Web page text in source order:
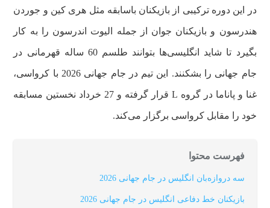
در این دوره ترکیبی از بازیکنان باسابقه مثل هری کین و جوردن
هندرسون و بازیکنان جوان از جمله الیوت اندرسون را به کار
بگیرد تا شاید انگلیسی‌ها بتوانند طلسم 60 ساله قهرمانی در
جام جهانی را بشکنند. این تیم در جام جهانی 2026 با کرواسی،
غنا و پاناما در گروه L قرار گرفته و 27 خرداد نخستین مسابقه
خود را مقابل کرواسی برگزار می‌کند.
فهرست محتوا
سه دروازه‌بان انگلیس در جام جهانی 2026
بازیکنان خط دفاعی انگلیس در جام جهانی 2026